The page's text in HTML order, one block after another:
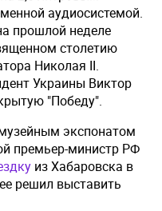
аудиосистемой.
прошлой неделе
столетию
Николая II.
Украины Виктор
"Победу".
экспонатом
премьер-министр РФ
из Хабаровска в
решил выставить